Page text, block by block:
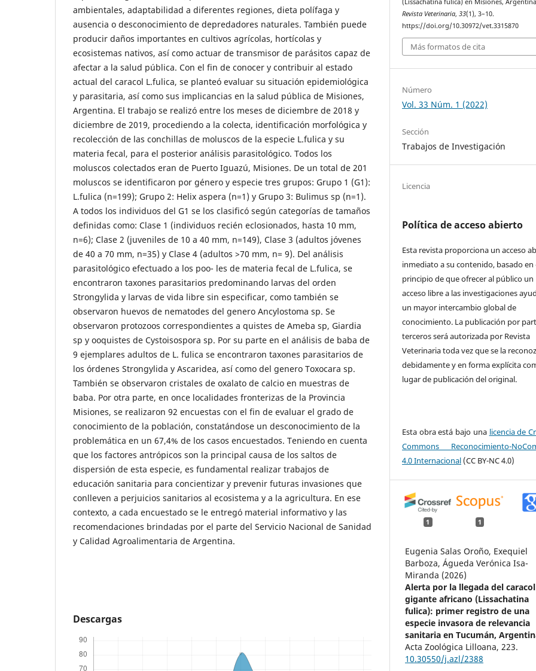
ambientales, adaptabilidad a diferentes regiones, dieta polífaga y
ausencia o desconocimiento de depredadores naturales. También puede
producir daños importantes en cultivos agrícolas, hortícolas y
ecosistemas nativos, así como actuar de transmisor de parásitos capaz de
afectar a la salud pública. Con el fin de conocer y contribuir al estado
actual del caracol L.fulica, se planteó evaluar su situación epidemiológica
y parasitaria, así como sus implicancias en la salud pública de Misiones,
Argentina. El trabajo se realizó entre los meses de diciembre de 2018 y
diciembre de 2019, procediendo a la colecta, identificación morfológica y
recolección de las conchillas de moluscos de la especie L.fulica y su
materia fecal, para el posterior análisis parasitológico. Todos los
moluscos colectados eran de Puerto Iguazú, Misiones. De un total de 201
moluscos se identificaron por género y especie tres grupos: Grupo 1 (G1):
L.fulica (n=199); Grupo 2: Helix aspera (n=1) y Grupo 3: Bulimus sp (n=1).
A todos los individuos del G1 se los clasificó según categorías de tamaños
definidas como: Clase 1 (individuos recién eclosionados, hasta 10 mm,
n=6); Clase 2 (juveniles de 10 a 40 mm, n=149), Clase 3 (adultos jóvenes
de 40 a 70 mm, n=35) y Clase 4 (adultos >70 mm, n= 9). Del análisis
parasitológico efectuado a los poo- les de materia fecal de L.fulica, se
encontraron taxones parasitarios predominando larvas del orden
Strongylida y larvas de vida libre sin especificar, como también se
observaron huevos de nematodes del genero Ancylostoma sp. Se
observaron protozoos correspondientes a quistes de Ameba sp, Giardia
sp y ooquistes de Cystoisospora sp. Por su parte en el análisis de baba de
9 ejemplares adultos de L. fulica se encontraron taxones parasitarios de
los órdenes Strongylida y Ascaridea, así como del genero Toxocara sp.
También se observaron cristales de oxalato de calcio en muestras de
baba. Por otra parte, en once localidades fronterizas de la Provincia
Misiones, se realizaron 92 encuestas con el fin de evaluar el grado de
conocimiento de la población, constatándose un desconocimiento de la
problemática en un 67,4% de los casos encuestados. Teniendo en cuenta
que los factores antrópicos son la principal causa de los saltos de
dispersión de esta especie, es fundamental realizar trabajos de
educación sanitaria para concientizar y prevenir futuras invasiones que
conlleven a perjuicios sanitarios al ecosistema y a la agricultura. En ese
contexto, a cada encuestado se le entregó material informativo y las
recomendaciones brindadas por el parte del Servicio Nacional de Sanidad
y Calidad Agroalimentaria de Argentina.
Descargas
(Lissachatina fulica) en Misiones,
Revista Veterinaria,33(1), 3–10.
https://doi.org/10.30972/vet.3315870
Más formatos de cita
Número
Vol. 33 Núm. 1 (2022)
Sección
Trabajos de Investigación
Licencia
Política de acceso abierto
Esta revista proporciona un acceso
inmediato a su contenido, basado en
principio de que ofrecer al público un
acceso libre a las investigaciones
un mayor intercambio global de
conocimiento. La publicación por
terceros será autorizada por Revista
Veterinaria toda vez que se la
debidamente y en forma explícita
lugar de publicación del original.
Esta obra está bajo una licencia de
Commons Reconocimiento-
4.0 Internacional (CC BY-NC 4.0)
1 1
Eugenia Salas Oroño, Exequiel
Barboza, Águeda Verónica Isa-
Miranda (2026)
Alerta por la llegada del caracol
gigante africano (Lissachatina
fulica): primer registro de una
especie invasora de relevancia
sanitaria en Tucumán,
Acta Zoológica Lilloana,223.
10.30550/j.azl/2388